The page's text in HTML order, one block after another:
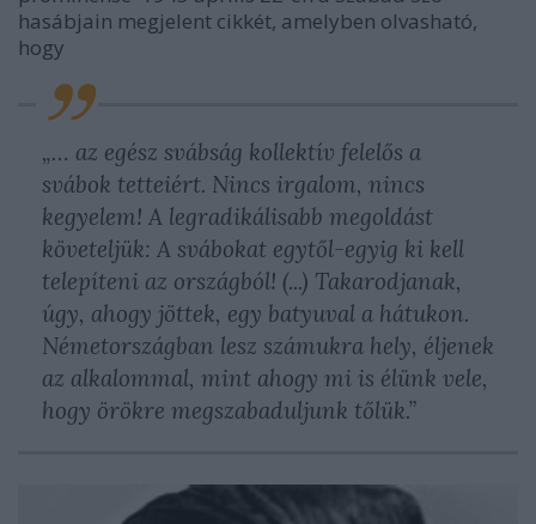
hasábjain megjelent cikkét, amelyben olvasható,
hogy
„… az egész svábság kollektív felelős a
svábok tetteiért. Nincs irgalom, nincs
kegyelem! A legradikálisabb megoldást
követeljük: A svábokat egytől-egyig ki kell
telepíteni az országból! (...) Takarodjanak,
úgy, ahogy jöttek, egy batyuval a hátukon.
Németországban lesz számukra hely, éljenek
az alkalommal, mint ahogy mi is élünk vele,
hogy örökre megszabaduljunk tőlük.”